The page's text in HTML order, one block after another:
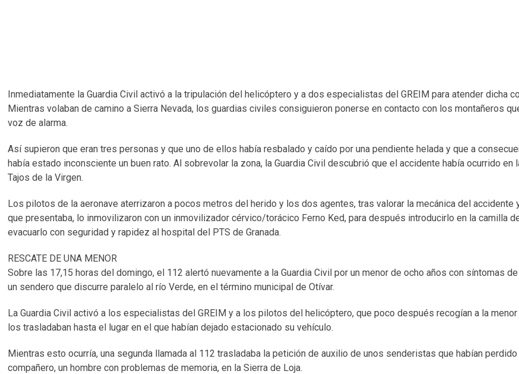
Inmediatamente la Guardia Civil activó a la tripulación del helicóptero y a dos especialistas del GREIM para atender dicha
Mientras volaban de camino a Sierra Nevada, los guardias civiles consiguieron ponerse en contacto con los montañeros
voz de alarma.
Así supieron que eran tres personas y que uno de ellos había resbalado y caído por una pendiente helada y que a
había estado inconsciente un buen rato. Al sobrevolar la zona, la Guardia Civil descubrió que el accidente había ocurrido en
Tajos de la Virgen.
Los pilotos de la aeronave aterrizaron a pocos metros del herido y los dos agentes, tras valorar la mecánica del accidente
que presentaba, lo inmovilizaron con un inmovilizador cérvico/torácico Ferno Ked, para después introducirlo en la camilla
evacuarlo con seguridad y rapidez al hospital del PTS de Granada.
RESCATE DE UNA MENOR
Sobre las 17,15 horas del domingo, el 112 alertó nuevamente a la Guardia Civil por un menor de ocho años con síntomas
un sendero que discurre paralelo al río Verde, en el término municipal de Otívar.
La Guardia Civil activó a los especialistas del GREIM y a los pilotos del helicóptero, que poco después recogían a la
los trasladaban hasta el lugar en el que habían dejado estacionado su vehículo.
Mientras esto ocurría, una segunda llamada al 112 trasladaba la petición de auxilio de unos senderistas que habían perdido
compañero, un hombre con problemas de memoria, en la Sierra de Loja.